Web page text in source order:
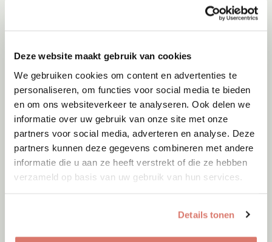
Deze website maakt gebruik van cookies
We gebruiken cookies om content en advertenties te
personaliseren, om functies voor social media te bieden
en om ons websiteverkeer te analyseren. Ook delen we
informatie over uw gebruik van onze site met onze
partners voor social media, adverteren en analyse. Deze
partners kunnen deze gegevens combineren met andere
informatie die u aan ze heeft verstrekt of die ze hebben
verzameld op basis van uw gebruik van hun services.
Details tonen
Adoptie 08-08-2026
Woozles
Beringen